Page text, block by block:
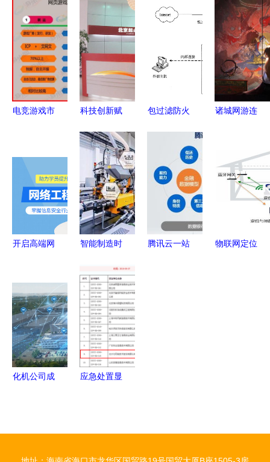
电竞游戏市
技术服务驱
动的厂商崛
起与版图重
科技创新赋
点时代网络
科技的网络
技术服务之
路
包过滤防火
务器防火墙
网络服务体
系中的关键
技术对比分
析
诸城网游连
连接虚拟与
现实的数字
化桥梁
开启高端网
师考前培训
与网络技术
服务全面指
南
智能制造时
对物流技术
的新要求
腾讯云一站
物联网定位
化机公司成
应急处置显